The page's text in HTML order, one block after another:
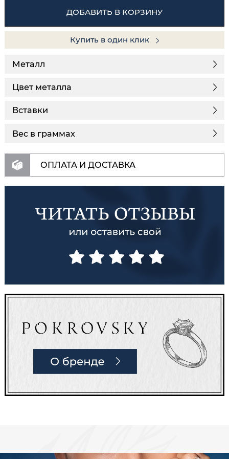
ДОБАВИТЬ В КОРЗИНУ
Купить в один клик
Металл
Цвет металла
Вставки
Вес в граммах
ОПЛАТА И ДОСТАВКА